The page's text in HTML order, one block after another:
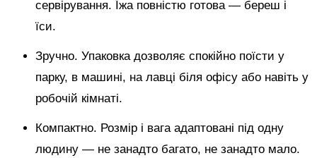
сервірування. Їжа повністю готова — береш і
їси.
Зручно. Упаковка дозволяє спокійно поїсти у
парку, в машині, на лавці біля офісу або навіть у
робочій кімнаті.
Компактно. Розмір і вага адаптовані під одну
людину — не занадто багато, не занадто мало.